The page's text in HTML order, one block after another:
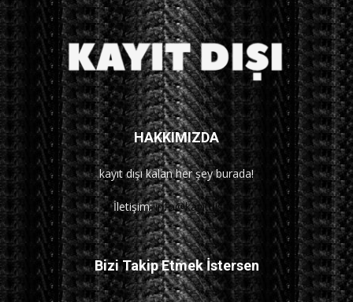
HAKKIMIZDA
kayıt dışı kalan her şey burada!
İletişim:info@kayitdisi.co
Bizi Takip Etmek İstersen